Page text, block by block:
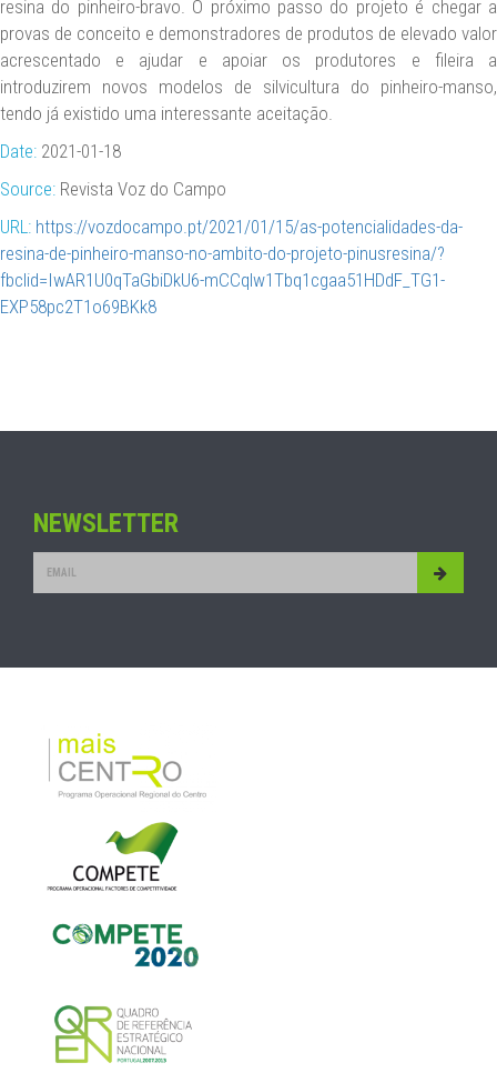
resina do pinheiro-bravo. O próximo passo do projeto é chegar a
provas de conceito e demonstradores de produtos de elevado valor
acrescentado e ajudar e apoiar os produtores e fileira a
introduzirem novos modelos de silvicultura do pinheiro-manso,
tendo já existido uma interessante aceitação.
Date: 2021-01-18
Source: Revista Voz do Campo
URL: https://vozdocampo.pt/2021/01/15/as-potencialidades-da-
resina-de-pinheiro-manso-no-ambito-do-projeto-pinusresina/?
fbclid=IwAR1U0qTaGbiDkU6-mCCqlw1Tbq1cgaa51HDdF_TG1-
EXP58pc2T1o69BKk8
NEWSLETTER
Submit